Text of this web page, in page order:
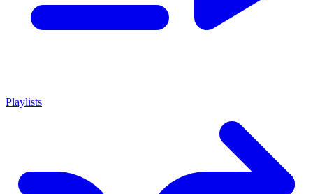
Playlists